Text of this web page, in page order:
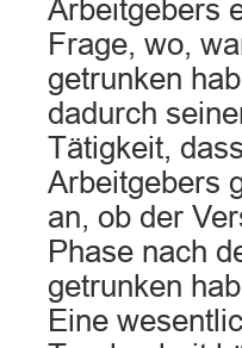
Arbeitgebers
Frage, wo,
getrunken
dadurch
Tätigkeit,
Arbeitgebers
an, ob der
Phase nach
getrunken
Eine